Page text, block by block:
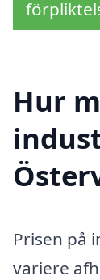
Hur
Prisen på
variere